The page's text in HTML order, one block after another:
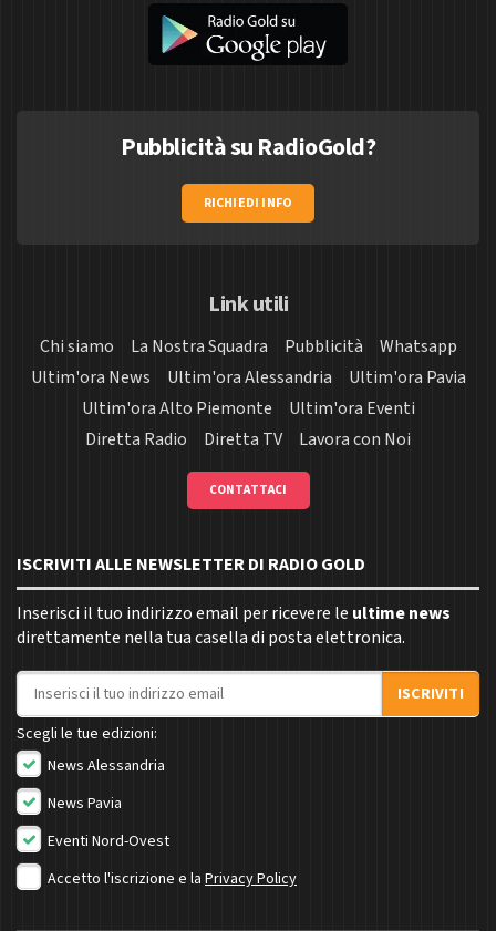
Pubblicità su RadioGold?
RICHIEDI INFO
Link utili
Chi siamo La Nostra Squadra Pubblicità
Whatsapp
Ultim'ora News
Ultim'ora Alessandria
Ultim'ora Pavia
Ultim'ora Alto Piemonte
Ultim'ora Eventi
Diretta Radio
Diretta TV Lavora con Noi
CONTATTACI
ISCRIVITI ALLE NEWSLETTER DI RADIO GOLD
Inserisci il tuo indirizzo email per ricevere le ultime news
direttamente nella tua casella di posta elettronica.
Indirizzo email
ISCRIVITI
Scegli le tue edizioni:
News Alessandria
News Pavia
Eventi Nord-Ovest
Accetto l'iscrizione e la Privacy Policy